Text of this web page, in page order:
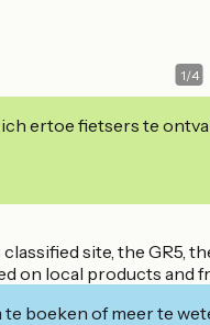
1/4
ertoe fietsers te
site, the
on local products
boeken of meer te